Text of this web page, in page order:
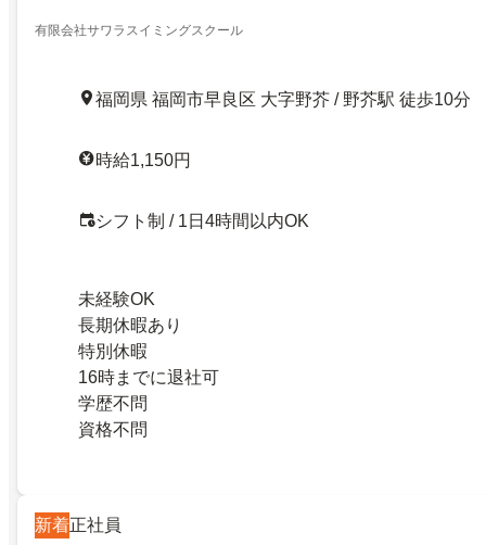
有限会社サワラスイミングスクール
福岡県 福岡市早良区 大字野芥 / 野芥駅 徒歩10分
時給1,150円
シフト制 / 1日4時間以内OK
未経験OK
長期休暇あり
特別休暇
16時までに退社可
学歴不問
資格不問
新着正社員